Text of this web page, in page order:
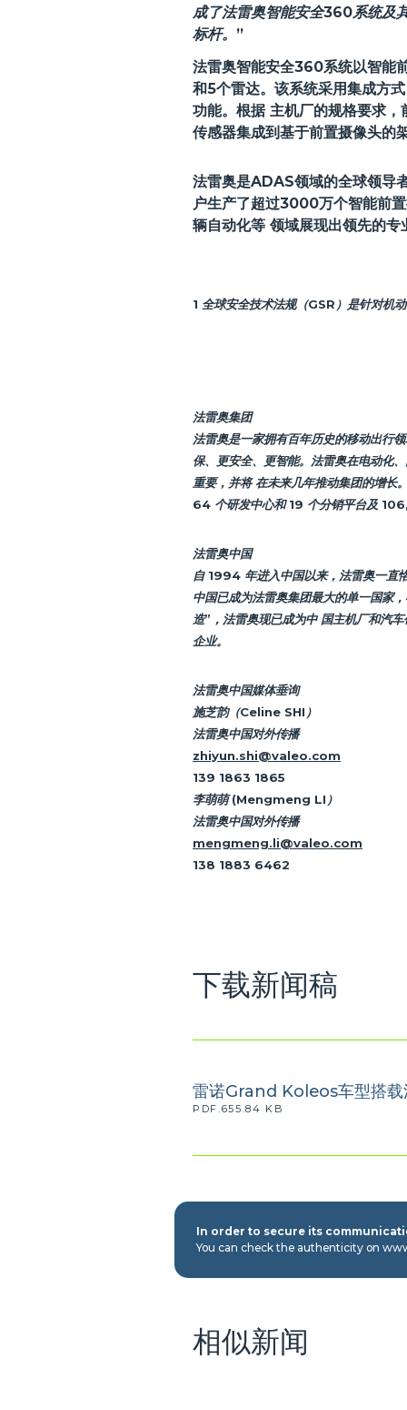
成了法雷奥智能安全360系统及
标杆。 ”
法雷奥智能安全360系统以智能
和5个雷达。该系统采用集成方
功能。根据 主机厂的规格要求
传感器集成到基于前置摄像头的
法雷奥是ADAS领域的全球领导
户生产了超过3000万个智能前
辆自动化等 领域展现出领先的专
1 全球安全技术法规（GSR）是针对机
法雷奥集团
法雷奥是一家拥有百年历史的移动出行
保、更安全、更智能。法雷奥在电动化
重要，并将 在未来几年推动集团的增
64 个研发中心和 19 个分销平台及
法雷奥中国
自 1994 年进入中国以来，法雷奥一直
中国已成为法雷奥集团最大的单一国家
造”，法雷奥现已成为中 国主机厂和汽
企业。
法雷奥中国媒体垂询
施芝韵（Celine SHI）
法雷奥中国对外传播
zhiyun.shi@valeo.com
139 1863 1865
李萌萌 (Mengmeng LI）
法雷奥中国对外传播
mengmeng.li@valeo.com
138 1883 6462
下载新闻稿
雷诺Grand Koleos车型搭载
PDF.655.84 KB
In order to secure its
You can check the authenticity on
相似新闻